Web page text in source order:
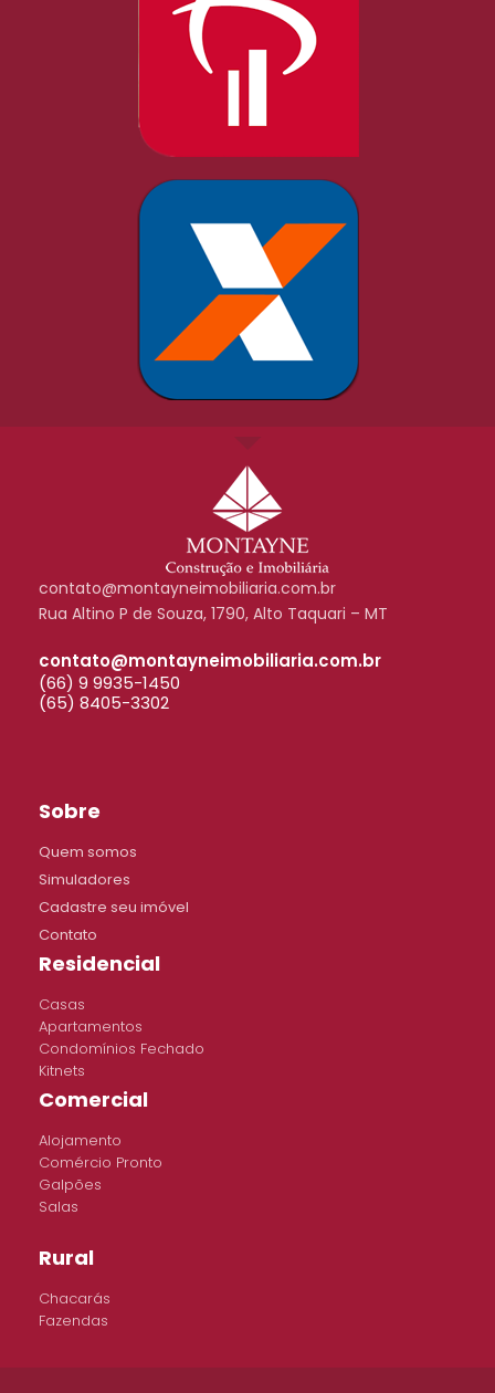
contato@montayneimobiliaria.com.br
Rua Altino P de Souza, 1790, Alto Taquari – MT
contato@montayneimobiliaria.com.br
(66) 9 9935-1450
(65) 8405-3302
Sobre
Quem somos
Simuladores
Cadastre seu imóvel
Contato
Residencial
Casas
Apartamentos
Condomínios Fechado
Kitnets
Comercial
Alojamento
Comércio Pronto
Galpões
Salas
Rural
Chacarás
Fazendas